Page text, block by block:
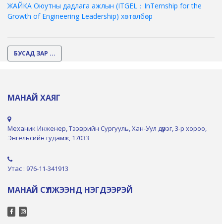
ЖАЙКА Оюутны дадлага ажлын (ITGEL：InTernship for the
Growth of Engineering Leadership) хөтөлбөр
БУСАД ЗАР ...
МАНАЙ ХАЯГ
Механик Инженер, Тээврийн Сургууль, Хан-Уул дүүрэг, 3-р хороо,
Энгельсийн гудамж, 17033
Утас : 976-11-341913
МАНАЙ СҮЛЖЭЭНД НЭГДЭЭРЭЙ